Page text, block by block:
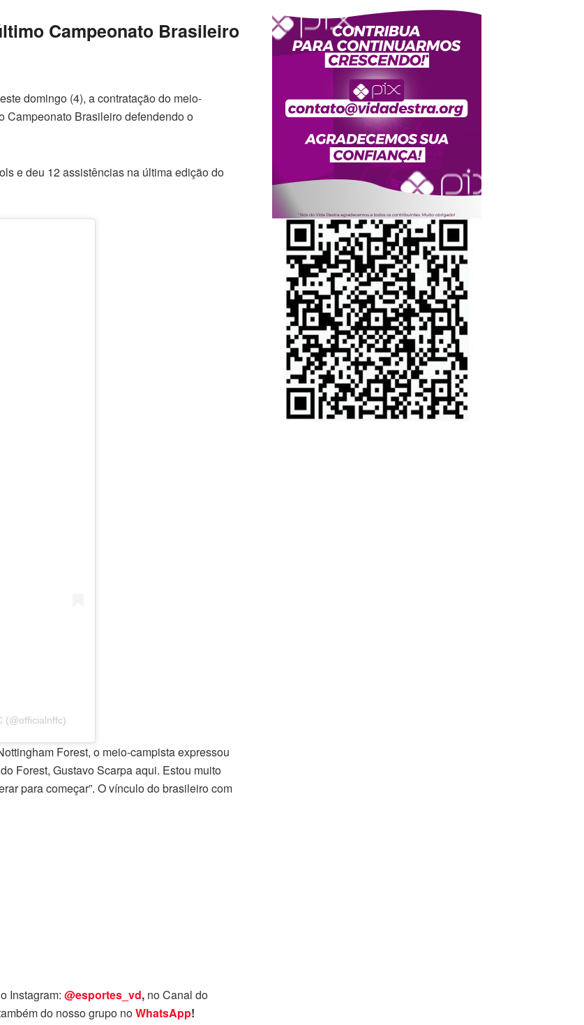
Campeonato Brasileiro
domingo (4), a contratação do meio-
Campeonato Brasileiro defendendo o
e deu 12 assistências na última edição do
(@officialnffc)
Forest, o meio-campista expressou
Forest, Gustavo Scarpa aqui. Estou muito
para começar”. O vínculo do brasileiro com
Instagram: @esportes_vd, no Canal do
do nosso grupo noWhatsApp!